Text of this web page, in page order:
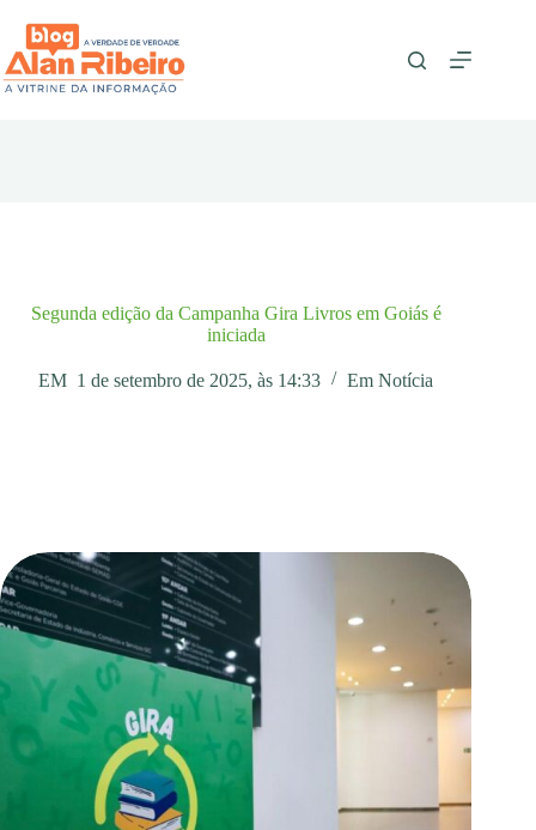
para
conteúdo
Segunda edição da Campanha Gira Livros em Goiás é
iniciada
EM 1 de setembro de 2025, às 14:33 Em Notícia